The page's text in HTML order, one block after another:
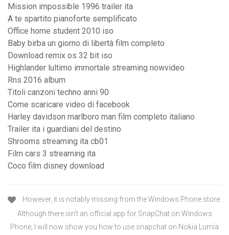
Mission impossible 1996 trailer ita
A te spartito pianoforte semplificato
Office home student 2010 iso
Baby birba un giorno di libertà film completo
Download remix os 32 bit iso
Highlander lultimo immortale streaming nowvideo
Rns 2016 album
Titoli canzoni techno anni 90
Come scaricare video di facebook
Harley davidson marlboro man film completo italiano
Trailer ita i guardiani del destino
Shrooms streaming ita cb01
Film cars 3 streaming ita
Coco film disney download
However, it is notably missing from the Windows Phone store.
Although there isn’t an official app for SnapChat on Windows
Phone, I will now show you how to use snapchat on Nokia Lumia